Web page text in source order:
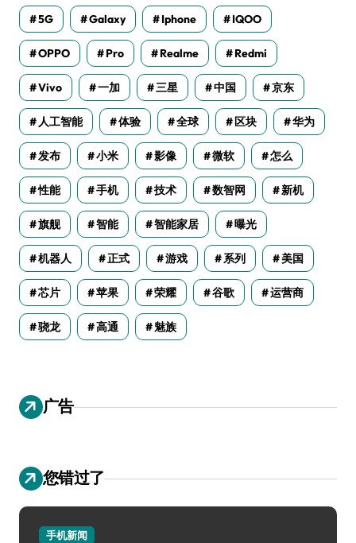
5G Galaxy Iphone IQOO
OPPO Pro Realme Redmi
Vivo 一加 三星 中国 京东
人工智能 体验 全球 区块 华为
发布 小米 影像 微软 怎么
性能 手机 技术 数智网 新机
旗舰 智能 智能家居 曝光
机器人 正式 游戏 系列 美国
芯片 苹果 荣耀 谷歌 运营商
骁龙 高通 魅族
广告
您错过了
手机新闻